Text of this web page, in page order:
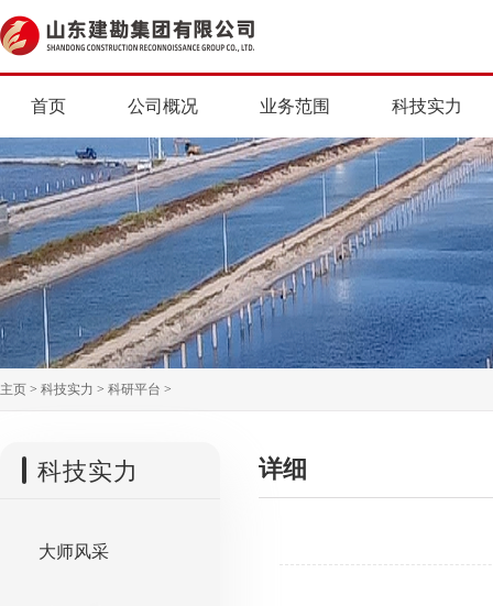
首页 公司概况 业务范围 科技实力
主页 > 科技实力 > 科研平台 >
科技实力
大师风采
详细